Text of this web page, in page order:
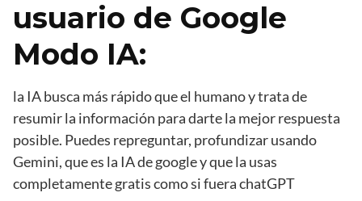
usuario de Google
Modo IA:
la IA busca más rápido que el humano y trata de
resumir la información para darte la mejor respuesta
posible. Puedes repreguntar, profundizar usando
Gemini, que es la IA de google y que la usas
completamente gratis como si fuera chatGPT